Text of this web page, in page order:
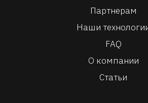
Партнерам
Наши
FAQ
О компании
Статьи